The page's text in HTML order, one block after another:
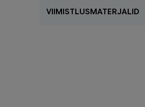
VIIMISTLUSMATERJALID